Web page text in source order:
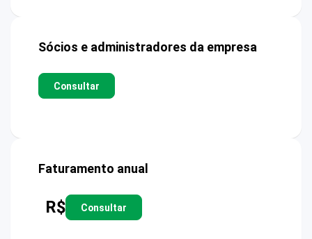
Sócios e administradores da empresa
Consultar
Faturamento anual
R$ Consultar